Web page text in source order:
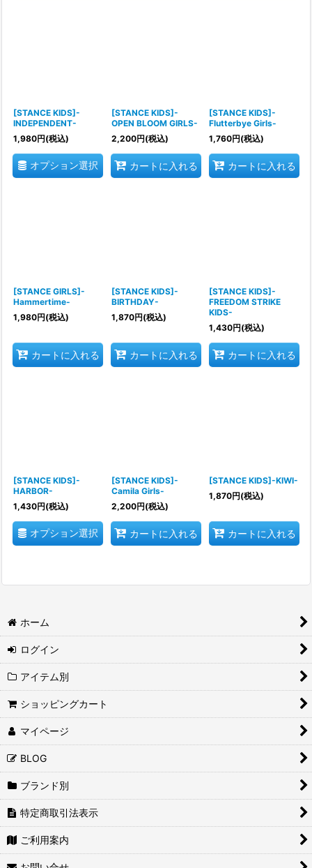
[STANCE KIDS]-
INDEPENDENT-
1,980円(税込)
オプション選択
[STANCE KIDS]-
OPEN BLOOM GIRLS-
2,200円(税込)
カートに入れる
[STANCE KIDS]-
Flutterbye Girls-
1,760円(税込)
カートに入れる
[STANCE GIRLS]-
Hammertime-
1,980円(税込)
カートに入れる
[STANCE KIDS]-
BIRTHDAY-
1,870円(税込)
カートに入れる
[STANCE KIDS]-
FREEDOM STRIKE
KIDS-
1,430円(税込)
カートに入れる
[STANCE KIDS]-
HARBOR-
1,430円(税込)
オプション選択
[STANCE KIDS]-
Camila Girls-
2,200円(税込)
カートに入れる
[STANCE KIDS]-KIWI-
1,870円(税込)
カートに入れる
ホーム
ログイン
アイテム別
ショッピングカート
マイページ
BLOG
ブランド別
特定商取引法表示
ご利用案内